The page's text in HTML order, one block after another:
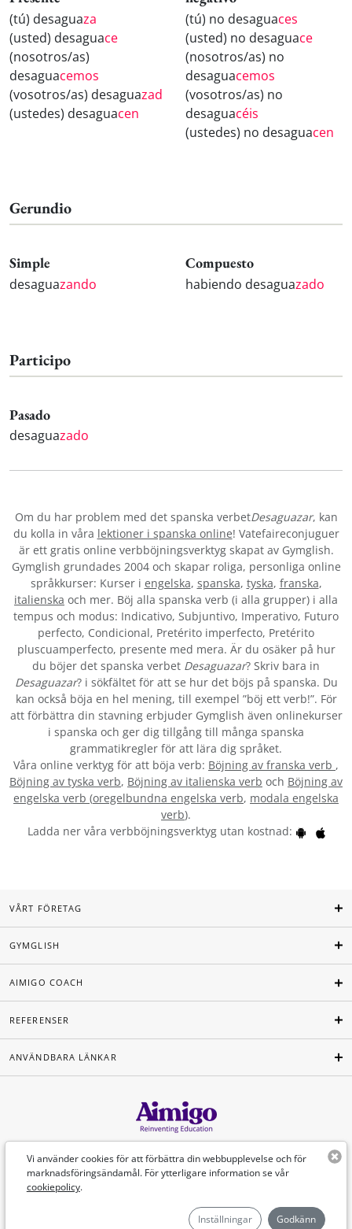
(tú) desaguaza
(usted) desaguace
(nosotros/as)
desaguacemos
(vosotros/as) desaguazad
(ustedes) desaguacen
(tú) no desaguaces
(usted) no desaguace
(nosotros/as) no
desaguacemos
(vosotros/as) no
desaguacéis
(ustedes) no desaguacen
Gerundio
Simple
desaguazando
Compuesto
habiendo desaguazado
Participo
Pasado
desaguazado
Om du har problem med det spanska verbetDesaguazar, kan
du kolla in våra lektioner i spanska online! Vatefaireconjuguer
är ett gratis online verbböjningsverktyg skapat av Gymglish.
Gymglish grundades 2004 och skapar roliga, personliga online
språkkurser: Kurser i engelska, spanska, tyska, franska,
italienska och mer. Böj alla spanska verb (i alla grupper) i alla
tempus och modus: Indicativo, Subjuntivo, Imperativo, Futuro
perfecto, Condicional, Pretérito imperfecto, Pretérito
pluscuamperfecto, presente med mera. Är du osäker på hur
du böjer det spanska verbet Desaguazar? Skriv bara in
Desaguazar? i sökfältet för att se hur det böjs på spanska. Du
kan också böja en hel mening, till exempel ”böj ett verb!”. För
att förbättra din stavning erbjuder Gymglish även onlinekurser
i spanska och ger dig tillgång till många spanska
grammatikregler för att lära dig språket.
Våra online verktyg för att böja verb: Böjning av franska verb ,
Böjning av tyska verb, Böjning av italienska verb och Böjning av
engelska verb (oregelbundna engelska verb, modala engelska
verb).
Ladda ner våra verbböjningsverktyg utan kostnad:
Vi använder cookies för att förbättra din webbupplevelse och för
marknadsföringsändamål. För ytterligare information se vår
cookiepolicy.
Inställningar Godkänn
VÅRT FÖRETAG
GYMGLISH
AIMIGO COACH
REFERENSER
ANVÄNDBARA LÄNKAR
Svenska